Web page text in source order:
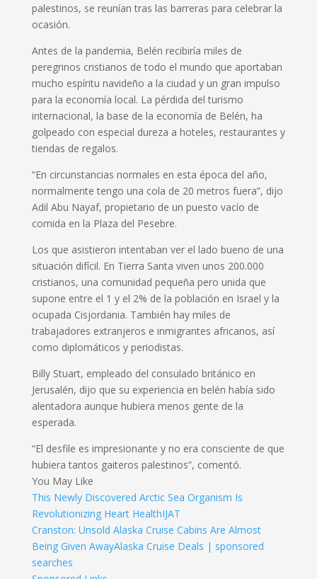
palestinos, se reunían tras las barreras para celebrar la
ocasión.
Antes de la pandemia, Belén recibiría miles de
peregrinos cristianos de todo el mundo que aportaban
mucho espíritu navideño a la ciudad y un gran impulso
para la economía local. La pérdida del turismo
internacional, la base de la economía de Belén, ha
golpeado con especial dureza a hoteles, restaurantes y
tiendas de regalos.
“En circunstancias normales en esta época del año,
normalmente tengo una cola de 20 metros fuera”, dijo
Adil Abu Nayaf, propietario de un puesto vacío de
comida en la Plaza del Pesebre.
Los que asistieron intentaban ver el lado bueno de una
situación difícil. En Tierra Santa viven unos 200.000
cristianos, una comunidad pequeña pero unida que
supone entre el 1 y el 2% de la población en Israel y la
ocupada Cisjordania. También hay miles de
trabajadores extranjeros e inmigrantes africanos, así
como diplomáticos y periodistas.
Billy Stuart, empleado del consulado británico en
Jerusalén, dijo que su experiencia en belén había sido
alentadora aunque hubiera menos gente de la
esperada.
“El desfile es impresionante y no era consciente de que
hubiera tantos gaiteros palestinos”, comentó.
You May Like
This Newly Discovered Arctic Sea Organism Is
Revolutionizing Heart HealthIJAT
Cranston: Unsold Alaska Cruise Cabins Are Almost
Being Given AwayAlaska Cruise Deals | sponsored
searches